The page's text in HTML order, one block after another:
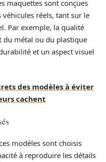
maquettes sont conçues
réels, tant sur le
Par exemple, la qualité
du métal ou du plastique
et un aspect visuel
des modèles à éviter
cachent
modèles sont choisis
à reproduire les détails